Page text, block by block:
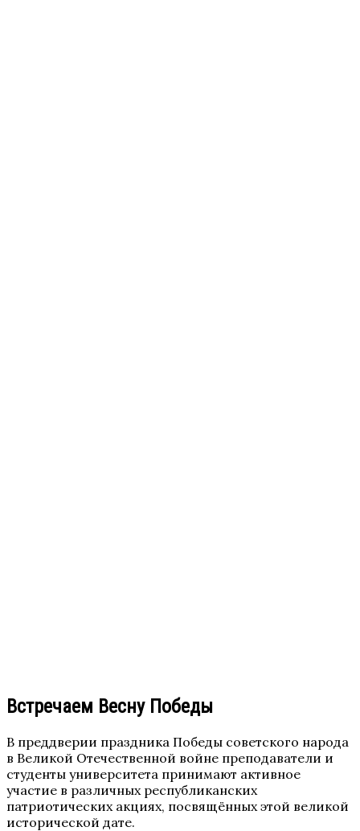
Встречаем Весну Победы
В преддверии праздника Победы советского народа
в Великой Отечественной войне преподаватели и
студенты университета принимают активное
участие в различных республиканских
патриотических акциях, посвящённых этой великой
исторической дате.